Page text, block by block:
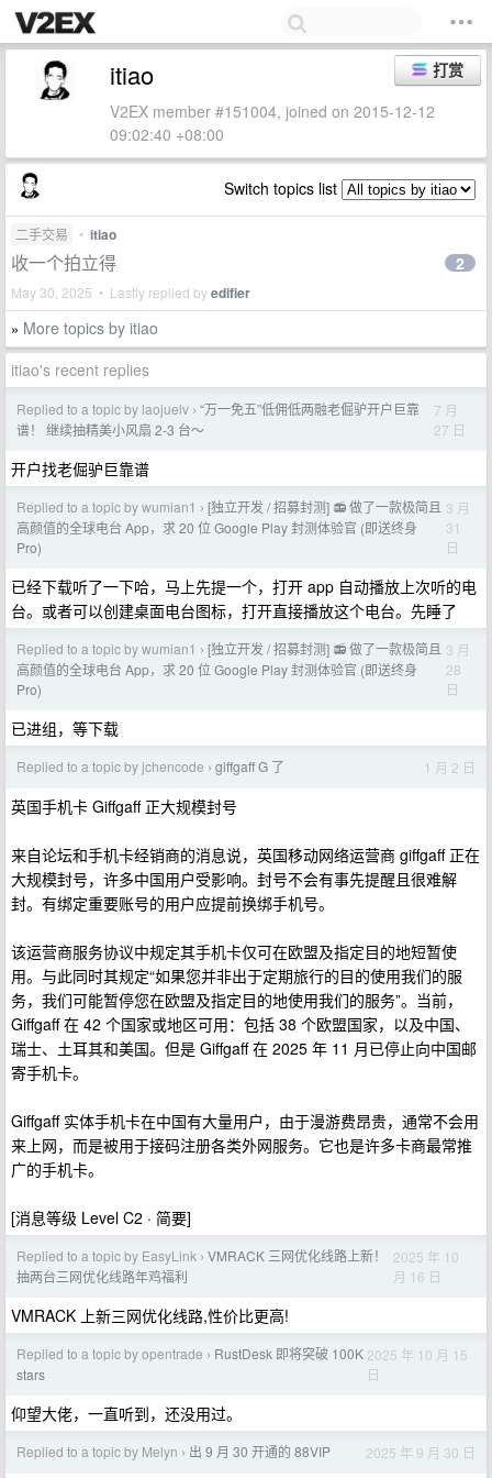
打赏
itiao
V2EX member #151004, joined on 2015-12-12
09:02:40 +08:00
Switch topics list
二手交易 • itiao
收一个拍立得
May 30, 2025 • Lastly replied byedifier
2
» More topics by itiao
itiao's recent replies
Replied to a topic by laojuelv › “万一免五”低佣低两融老倔驴开户巨靠
谱！ 继续抽精美小风扇 2-3 台～
7 月
27 日
开户找老倔驴巨靠谱
Replied to a topic by wumian1 › [独立开发 / 招募封测] 📻 做了一款极简且
高颜值的全球电台 App，求 20 位 Google Play 封测体验官 (即送终身
Pro)
3 月
31
日
已经下载听了一下哈，马上先提一个，打开 app 自动播放上次听的电
台。或者可以创建桌面电台图标，打开直接播放这个电台。先睡了
Replied to a topic by wumian1 › [独立开发 / 招募封测] 📻 做了一款极简且
高颜值的全球电台 App，求 20 位 Google Play 封测体验官 (即送终身
Pro)
3 月
28
日
已进组，等下载
Replied to a topic by jchencode › giffgaff G 了 1 月 2 日
英国手机卡 Giffgaff 正大规模封号
来自论坛和手机卡经销商的消息说，英国移动网络运营商 giffgaff 正在
大规模封号，许多中国用户受影响。封号不会有事先提醒且很难解
封。有绑定重要账号的用户应提前换绑手机号。
该运营商服务协议中规定其手机卡仅可在欧盟及指定目的地短暂使
用。与此同时其规定“如果您并非出于定期旅行的目的使用我们的服
务，我们可能暂停您在欧盟及指定目的地使用我们的服务”。当前，
Giffgaff 在 42 个国家或地区可用：包括 38 个欧盟国家，以及中国、
瑞士、土耳其和美国。但是 Giffgaff 在 2025 年 11 月已停止向中国邮
寄手机卡。
Giffgaff 实体手机卡在中国有大量用户，由于漫游费昂贵，通常不会用
来上网，而是被用于接码注册各类外网服务。它也是许多卡商最常推
广的手机卡。
[消息等级 Level C2 · 简要]
Replied to a topic by EasyLink › VMRACK 三网优化线路上新！
抽两台三网优化线路年鸡福利
2025 年 10
月 16 日
VMRACK 上新三网优化线路,性价比更高!
Replied to a topic by opentrade › RustDesk 即将突破 100K
stars
2025 年 10 月 15
日
仰望大佬，一直听到，还没用过。
Replied to a topic by Melyn › 出 9 月 30 开通的 88VIP 2025 年 9 月 30 日